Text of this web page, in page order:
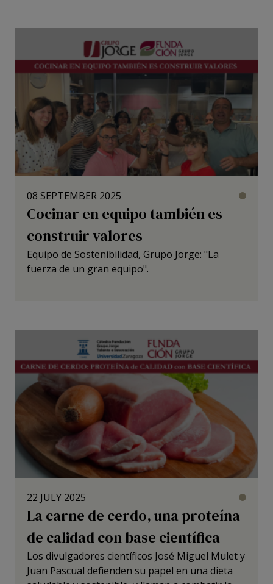
08 SEPTEMBER 2025
Jorge
Cocinar en equipo también es
construir valores
Equipo de Sostenibilidad, Grupo Jorge: "La
fuerza de un gran equipo".
22 JULY 2025
Jorge
La carne de cerdo, una proteína
de calidad con base científica
Los divulgadores científicos José Miguel Mulet y
Juan Pascual defienden su papel en una dieta